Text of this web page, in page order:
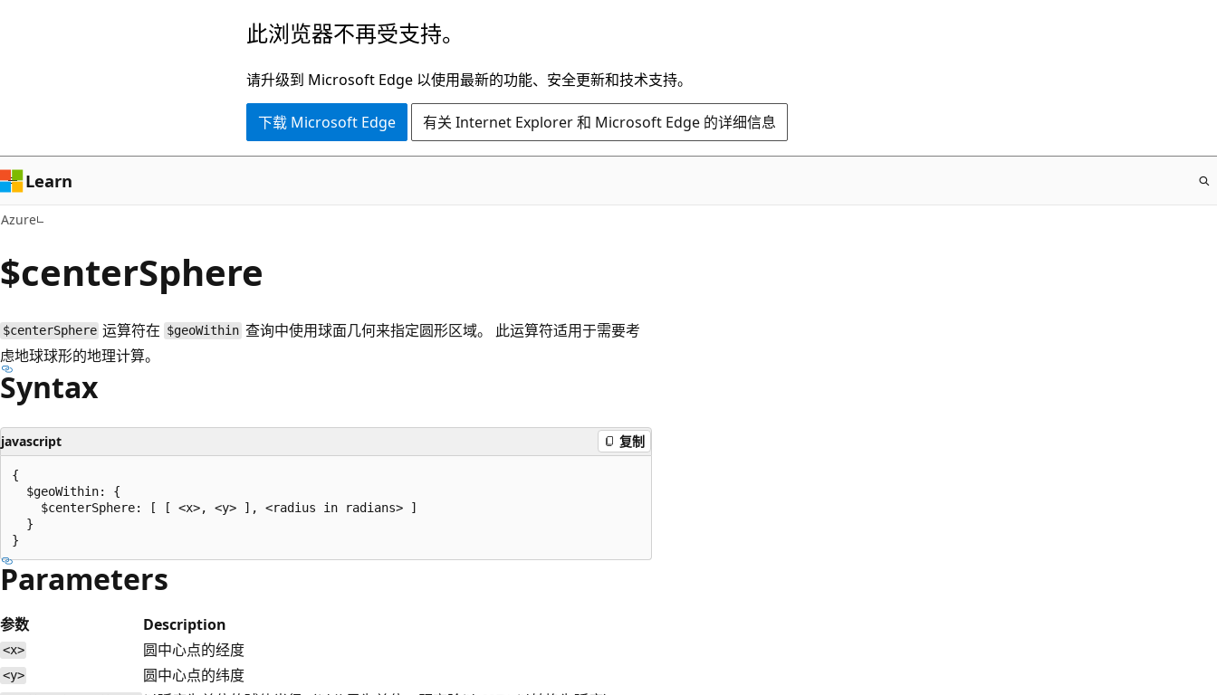
容
此浏览器不再受支持。
请升级到 Microsoft Edge 以使用最新的功能、安全更新和技术支持。
下载 Microsoft Edge 有关 Internet Explorer 和 Microsoft Edge 的详细信息
Learn
Azure
$centerSphere
$centerSphere 运算符在 $geoWithin 查询中使用球面几何来指定圆形区域。 此运算符适用于需要考
虑地球球形的地理计算。
Syntax
javascript 复制
{
  $geoWithin: {
    $centerSphere: [ [ <x>, <y> ], <radius in radians> ]
  }
Parameters
参数 Description
<x> 圆中心点的经度
<y> 圆中心点的纬度